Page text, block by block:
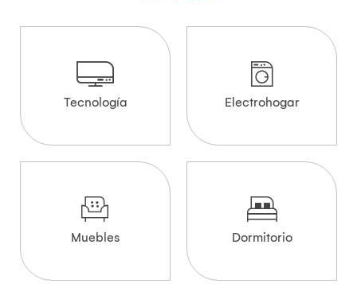
Tecnología Electrohogar
Muebles Dormitorio